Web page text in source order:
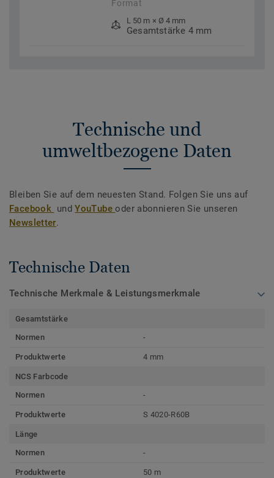
Format
L 50 m × Ø 4 mm
Gesamtstärke 4 mm
Technische und
umweltbezogene Daten
Bleiben Sie auf dem neuesten Stand. Folgen Sie uns auf
Facebook undYouTubeoder abonnieren Sie unseren
Newsletter.
Technische Daten
Technische Merkmale & Leistungsmerkmale
Gesamtstärke
Normen
-
Produktwerte 4 mm
NCS Farbcode
Normen
-
Produktwerte S 4020-R60B
Länge
Normen
-
Produktwerte 50 m